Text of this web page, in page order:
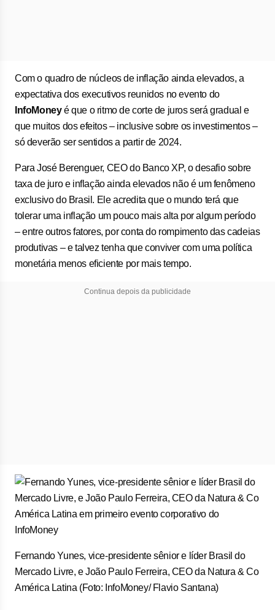
Com o quadro de núcleos de inflação ainda elevados, a
expectativa dos executivos reunidos no evento do
InfoMoneyé que o ritmo de corte de juros será gradual e
que muitos dos efeitos – inclusive sobre os investimentos –
só deverão ser sentidos a partir de 2024.
Para José Berenguer, CEO do Banco XP, o desafio sobre
taxa de juro e inflação ainda elevados não é um fenômeno
exclusivo do Brasil. Ele acredita que o mundo terá que
tolerar uma inflação um pouco mais alta por algum período
– entre outros fatores, por conta do rompimento das cadeias
produtivas – e talvez tenha que conviver com uma política
monetária menos eficiente por mais tempo.
Continua depois da publicidade
Fernando Yunes, vice-presidente sênior e líder Brasil do
Mercado Livre, e João Paulo Ferreira, CEO da Natura & Co
América Latina (Foto: InfoMoney/ Flavio Santana)